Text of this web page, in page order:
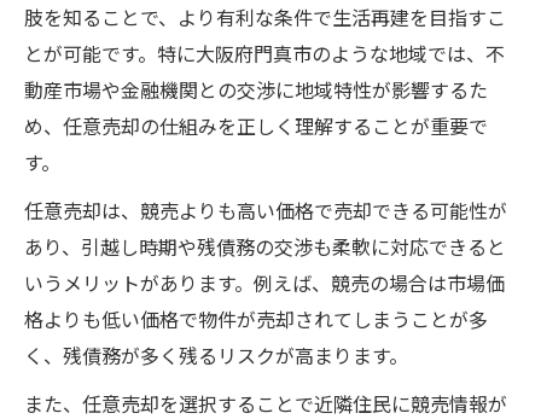
肢を知ることで、より有利な条件で生活再建を目指すこ
とが可能です。特に大阪府門真市のような地域では、不
動産市場や金融機関との交渉に地域特性が影響するた
め、任意売却の仕組みを正しく理解することが重要で
す。
任意売却は、競売よりも高い価格で売却できる可能性が
あり、引越し時期や残債務の交渉も柔軟に対応できると
いうメリットがあります。例えば、競売の場合は市場価
格よりも低い価格で物件が売却されてしまうことが多
く、残債務が多く残るリスクが高まります。
また、任意売却を選択することで近隣住民に競売情報が